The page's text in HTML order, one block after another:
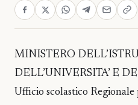
MINISTERO
DELL’UNIVERSITA’ E
Ufficio scolastico